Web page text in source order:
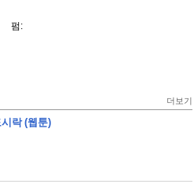
펌:
더보기
락 (웹툰)